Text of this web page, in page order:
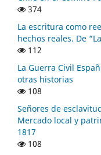
374
La escritura como
hechos reales. De
112
La Guerra Civil
otras historias
108
Señores de
Mercado local y
1817
108